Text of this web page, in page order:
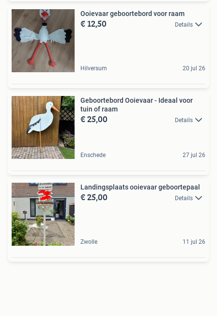
Ooievaar geboortebord voor raam
€ 12,50 Details
Hilversum 20 jul 26
Geboortebord Ooievaar - Ideaal voor
tuin of raam
€ 25,00 Details
Enschede 27 jul 26
Landingsplaats ooievaar geboortepaal
€ 25,00 Details
Zwolle 11 jul 26